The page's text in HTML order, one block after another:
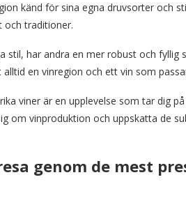
känd för sina egna druvsorter och
och traditioner.
stil, har andra en mer robust och fyllig
en vinregion och ett vin som
viner är en upplevelse som tar dig
om vinproduktion och uppskatta de
genom de mest